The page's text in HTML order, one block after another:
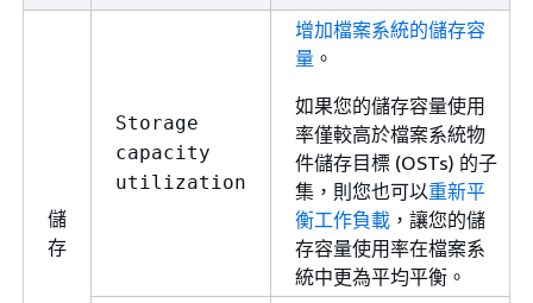
儲
存
Storage
capacity
utilization
增加檔案系統的儲存容
量 。
如果您的儲存容量使用
率僅較高於檔案系統物
件儲存目標 (OSTs) 的子
集，則您也可以重新平
衡工作負載 ，讓您的儲
存容量使用率在檔案系
統中更為平均平衡。